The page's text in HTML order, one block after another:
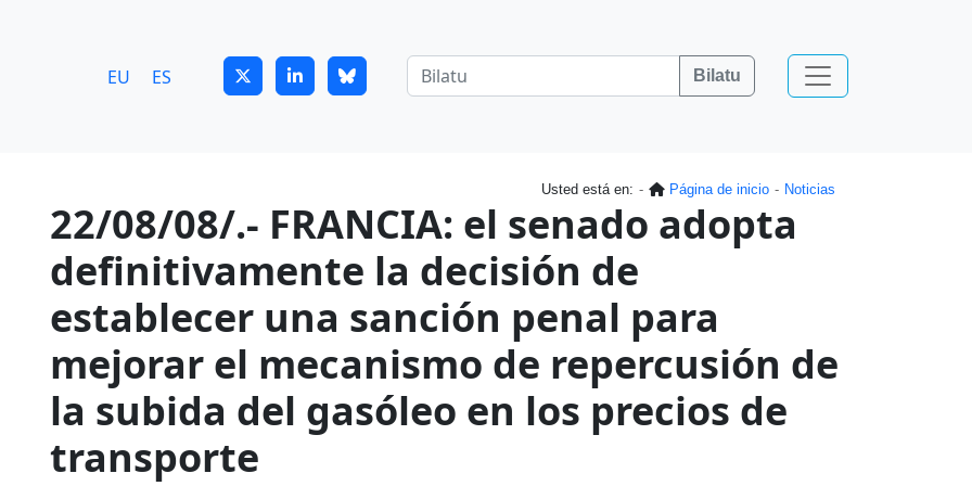
EU ES Bilatu
Usted está en: Página de inicio Noticias
22/08/08/.- FRANCIA: el senado adopta
definitivamente la decisión de
establecer una sanción penal para
mejorar el mecanismo de repercusión de
la subida del gasóleo en los precios de
transporte